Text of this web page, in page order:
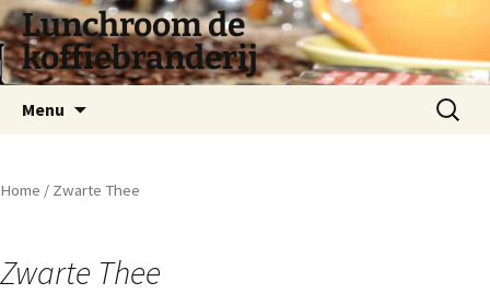
Lunchroom de
koffiebranderij
Menu
Zoeken
naar:
Home / Zwarte Thee
Zwarte Thee